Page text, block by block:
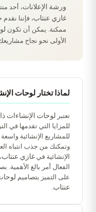
ورشة الإعلانات، أحد
غازي عنتاب، فإننا
ممكنة. يمكن أن تكون
الأولى نحو نجاح
لماذا تختار لوحات
تعتبر لوحات الإنشاءات
للمزايا التي تقدمها في
للمشاريع الإنشائية
وتمكنك من جذب انتباه
الإنشائية في غازي عنتاب
الفعال أمر بالغ الأهمية.
على التميز بتصاميم
عنتاب.